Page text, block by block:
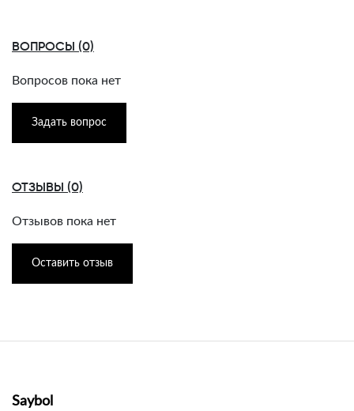
ВОПРОСЫ (0)
Вопросов пока нет
Задать вопрос
ОТЗЫВЫ (0)
Отзывов пока нет
Оставить отзыв
Saybol